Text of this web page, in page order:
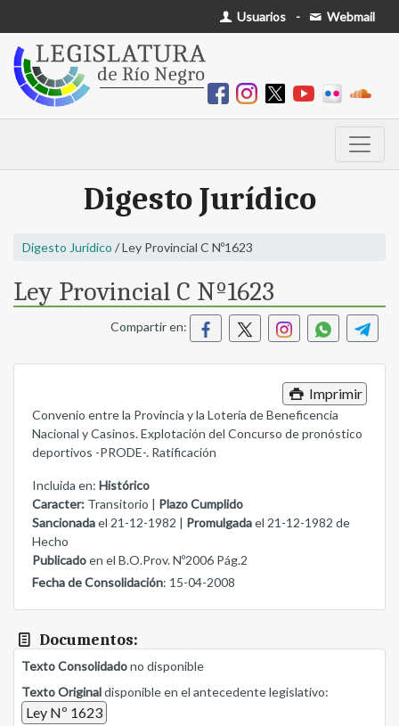
Usuarios - Webmail
Digesto Jurídico
Digesto Jurídico / Ley Provincial C Nº1623
Ley Provincial C Nº1623
Compartir en:
Imprimir
Convenio entre la Provincia y la Lotería de Beneficencia
Nacional y Casinos. Explotación del Concurso de pronóstico
deportivos -PRODE-. Ratificación
Incluida en: Histórico
Caracter: Transitorio |
Plazo Cumplido
Sancionadael 21-12-1982 | Promulgadael 21-12-1982 de
Hecho
Publicadoen el B.O.Prov. Nº2006 Pág.2
Fecha de Consolidación: 15-04-2008
Documentos:
Texto Consolidadono disponible
Texto Originaldisponible en el antecedente legislativo:
Ley Nº 1623